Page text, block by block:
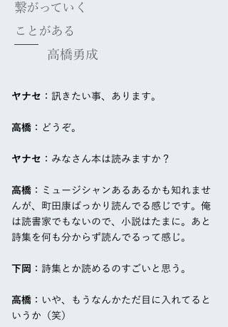
繋がっていく
ことがある
​ 高橋勇成
ヤナセ ：訊きたい事、あります。
高橋 ：どうぞ。
ヤナセ ：みなさん本は読みますか？
高橋 ：ミュージシャンあるあるかも知れませ
んが、町田康ばっかり読んでる感じです。俺
は読書家でもないので、小説はたまに。あと
詩集を何も分からず読んでるって感じ。
下岡 ：詩集とか読めるのすごいと思う。
高橋 ：いや、もうなんかただ目に入れてると
いうか（笑）